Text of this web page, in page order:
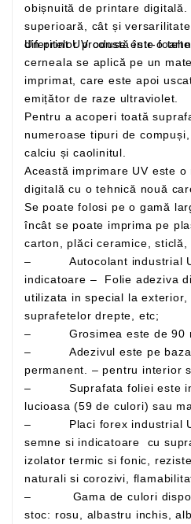
obișnuită de printare
superioară, cât și
diferitelor
Un print UV constă într-o tehnică de printare prin care
cerneala se aplică pe un material sau obiect de
imprimat, care este apoi
emițător de raze ultraviolet.
Pentru a acoperi toată suprafața printată sunt utilizate
numeroase tipuri de compuși, incluzând carbonatul de
calciu și caolinitul.
Această imprimare UV este
digitală cu o tehnică nouă
Se poate folosi pe o gamă largă de materiale, astfel
încât se poate imprima pe plastic, metal, hârtie,
– Autocolant industrial UV pentru semne si
indicatoare – Folie adeziva din PVC polimeric,
utilizata in special la exterior,
suprafetelor drepte, etc;
– Grosimea este de 90
– Adezivul este pe baza
permanent. – pentru interior
– Suprafata foliei este
lucioasa (59 de culori) sau
– Placi forex industrial UV industrial pentru
semne si indicatoare cu suprafata tare, lucioasa, bun
izolator termic si fonic, rezistenta mare la agenti
naturali si corozivi,
– Gama de culori disponibile in permanenta in
stoc: rosu, albastru inchis, albastru deschis, negru,